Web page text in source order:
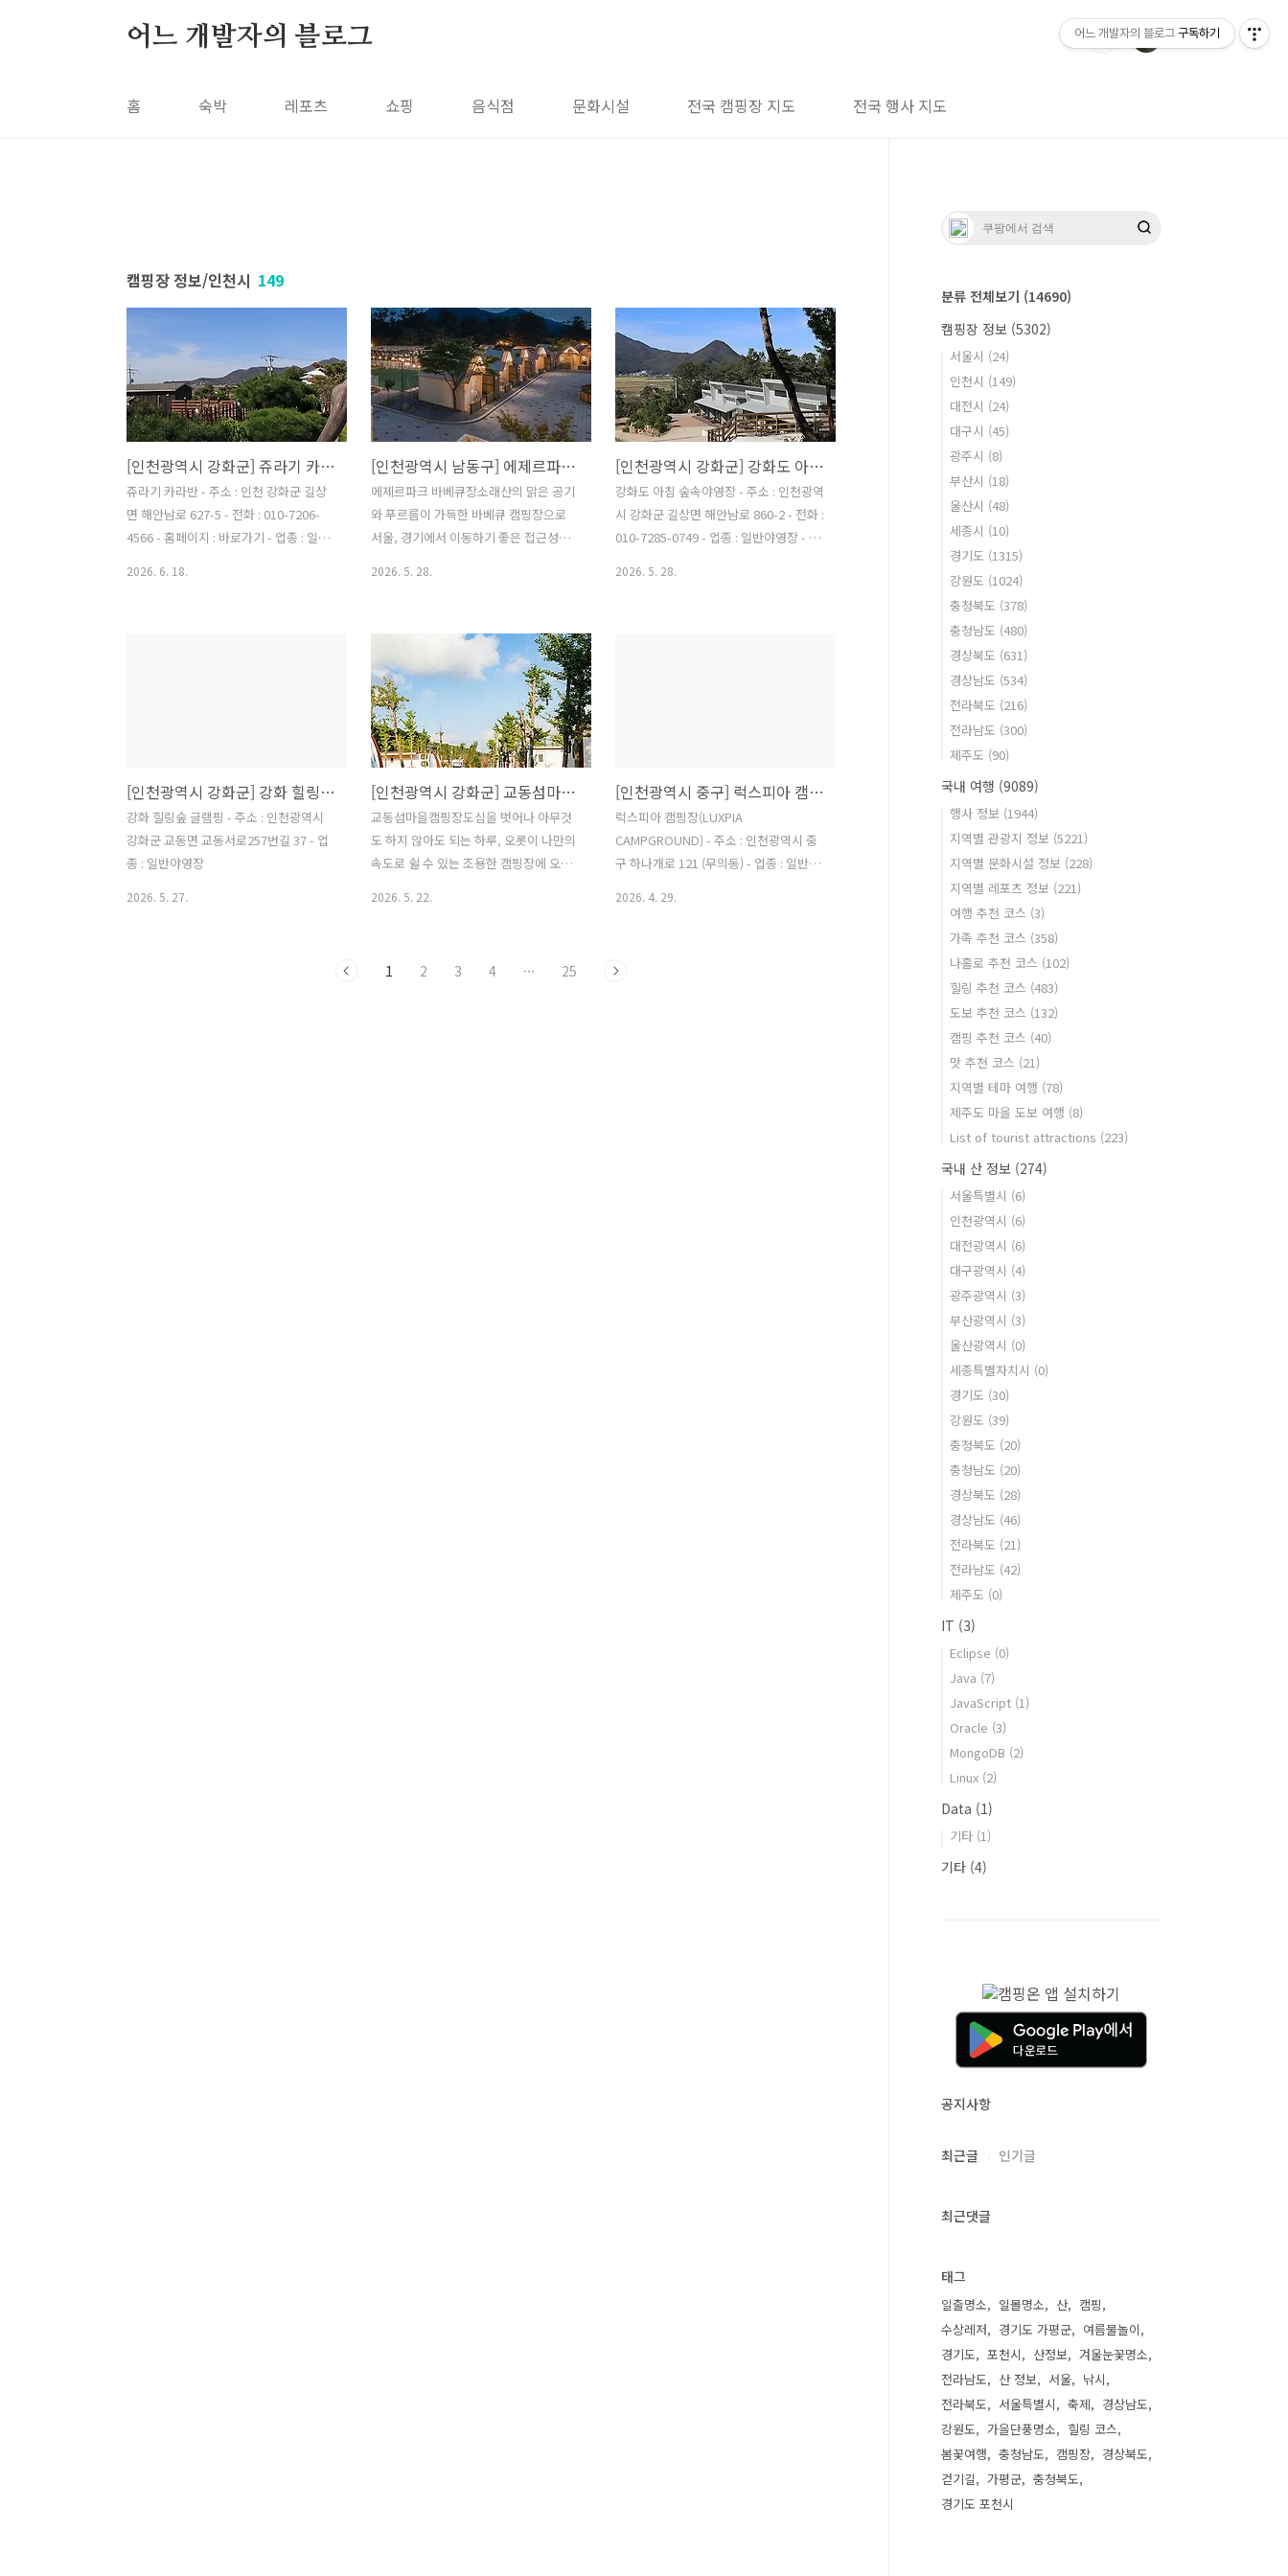
어느 개발자의 블로그
홈 숙박 레포츠 쇼핑 음식점 문화시설 전국 캠핑장 지도 전국 행사 지도
캠핑장 정보/인천시 149
[인천광역시 강화군] 쥬라기 카라반
쥬라기 카라반 - 주소 : 인천 강화군 길상
면 해안남로 627-5 - 전화 : 010-7206-
4566 - 홈페이지 : 바로가기 - 업종 : 일반
2026. 6. 18.
[인천광역시 남동구] 에제르파크 바베큐장 - 인천 남동구 만의골 은행나무길에 위치한 패밀리복합문화공간
에제르파크 바베큐장소래산의 맑은 공기
와 푸르름이 가득한 바베큐 캠핑장으로
서울, 경기에서 이동하기 좋은 접근성을
즈존을 운영하고 있고 애완견 동반 가능
합니다 아이들 체험학습, 기업 회식이나
기업행사, 대관 문의 환영합니다 - 주소 :
인천광역시 남동구 만의골로 155 (장수
동) 에제르파크 바베큐장 - 오시는 길 : 대
중교통으로 오시는 길 : 일반버스 : 순환
54번 버스 이용 지하철역 : 인천대공원역
인천2호선 자가용으로 오시는 길 : 제2경
인고속도로 : 문학IC → 제2경인고속도로
→ 영동고속도로 → 만의골로 → 에제르
파크 - 전화 : 0507-1420-2131 - 홈페이
2026. 5. 28.
[인천광역시 강화군] 강화도 아침 숲속야영장
강화도 아침 숲속야영장 - 주소 : 인천광역
시 강화군 길상면 해안남로 860-2 - 전화 :
010-7285-0749 - 업종 : 일반야영장 - 애
2026. 5. 28.
[인천광역시 강화군] 강화 힐링숲 글램핑
강화 힐링숲 글램핑 - 주소 : 인천광역시
강화군 교동면 교동서로257번길 37 - 업
종 : 일반야영장
2026. 5. 27.
[인천광역시 강화군] 교동섬마을캠핑장
교동섬마을캠핑장도심을 벗어나 아무것
도 하지 않아도 되는 하루, 오롯이 나만의
속도로 쉴 수 있는 조용한 캠핑장에 오신
사를 즐기고, 밤이 되면 쏟아지는 별을 바
2026. 5. 22.
[인천광역시 중구] 럭스피아 캠핑장(LUXPIA CAMPGROUND)
럭스피아 캠핑장(LUXPIA
CAMPGROUND) - 주소 : 인천광역시 중
구 하나개로 121 (무의동) - 업종 : 일반야
2026. 4. 29.
1 2 3 4 ··· 25
분류 전체보기 (14690)
캠핑장 정보 (5302)
서울시 (24)
인천시 (149)
대전시 (24)
대구시 (45)
광주시 (8)
부산시 (18)
울산시 (48)
세종시 (10)
경기도 (1315)
강원도 (1024)
충청북도 (378)
충청남도 (480)
경상북도 (631)
경상남도 (534)
전라북도 (216)
전라남도 (300)
제주도 (90)
국내 여행 (9089)
행사 정보 (1944)
지역별 관광지 정보 (5221)
지역별 문화시설 정보 (228)
지역별 레포츠 정보 (221)
여행 추천 코스 (3)
가족 추천 코스 (358)
나홀로 추천 코스 (102)
힐링 추천 코스 (483)
도보 추천 코스 (132)
캠핑 추천 코스 (40)
맛 추천 코스 (21)
지역별 테마 여행 (78)
제주도 마을 도보 여행 (8)
List of tourist attractions (223)
국내 산 정보 (274)
서울특별시 (6)
인천광역시 (6)
대전광역시 (6)
대구광역시 (4)
광주광역시 (3)
부산광역시 (3)
울산광역시 (0)
세종특별자치시 (0)
경기도 (30)
강원도 (39)
충청북도 (20)
충청남도 (20)
경상북도 (28)
경상남도 (46)
전라북도 (21)
전라남도 (42)
제주도 (0)
IT (3)
Eclipse (0)
Java (7)
JavaScript (1)
Oracle (3)
MongoDB (2)
Linux (2)
Data (1)
기타 (1)
기타 (4)
공지사항
최근글 인기글
최근댓글
태그
일출명소 일몰명소 산
캠핑
수상레저
경기도 가평군
여름물놀이
경기도
포천시 산정보
겨울눈꽃명소
전라남도
산 정보 서울
낚시
전라북도
서울특별시 축제
경상남도
강원도
가을단풍명소
힐링 코스
봄꽃여행
충청남도 캠핑장
경상북도
걷기길
가평군
충청북도
경기도 포천시
어느 개발자의 블로그 구독하기